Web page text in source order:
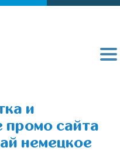
и
промо сайта
немецкое